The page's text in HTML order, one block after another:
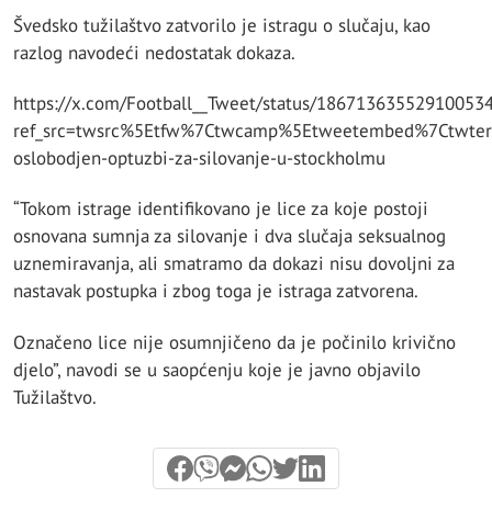
Švedsko tužilaštvo zatvorilo je istragu o slučaju, kao
razlog navodeći nedostatak dokaza.
https://x.com/Football__Tweet/status/
oslobodjen-optuzbi-za-silovanje-u-stockholmu
“Tokom istrage identifikovano je lice za koje postoji
osnovana sumnja za silovanje i dva slučaja seksualnog
uznemiravanja, ali smatramo da dokazi nisu dovoljni za
nastavak postupka i zbog toga je istraga zatvorena.
Označeno lice nije osumnjičeno da je počinilo krivično
djelo”, navodi se u saopćenju koje je javno objavilo
Tužilaštvo.